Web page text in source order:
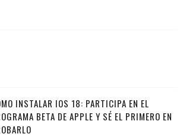
INSTALAR IOS 18: PARTICIPA EN EL
BETA DE APPLE Y SÉ EL PRIMERO EN